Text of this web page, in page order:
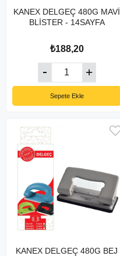
KANEX DELGEÇ 480G MAVİ
BLİSTER - 14SAYFA
₺188,20
Sepete Ekle
KANEX DELGEÇ 480G BEJ